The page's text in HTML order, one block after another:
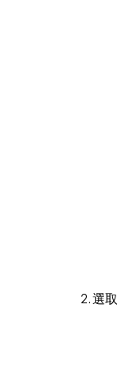
2. 選取